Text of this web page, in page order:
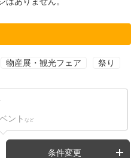
物産展・観光フェア 祭り
ント など
条件変更